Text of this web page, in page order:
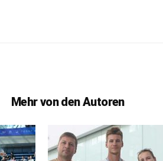
Mehr von den Autoren